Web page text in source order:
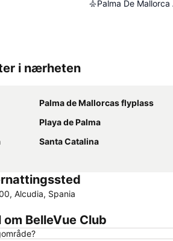
Palma De
i nærheten
Palma de Mallorcas flyplass
Playa de Palma
Santa Catalina
Alcudia, Spania
BelleVue Club